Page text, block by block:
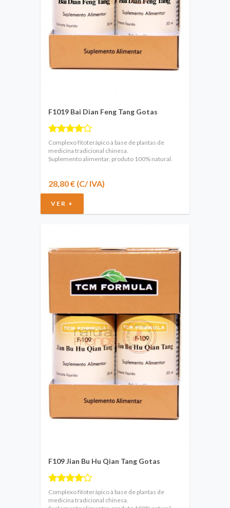
F1019 Bai Dian Feng Tang Gotas
Complexo fitoterápico à base de plantas de
medicina tradicional chinesa.
Suplemento alimentar, produto 100% natural.
28,80 € (C/ IVA)
VER +
F109 Jian Bu Hu Qian Tang Gotas
Complexo fitoterápico à base de plantas de
medicina tradicional chinesa.